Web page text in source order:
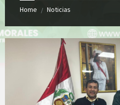
Home / Noticias